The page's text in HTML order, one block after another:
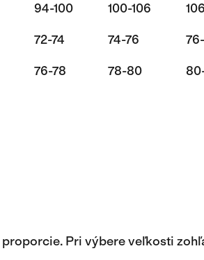
94-100 100-106
72-74 74-76
76-78 78-80
Pri výbere veľkosti